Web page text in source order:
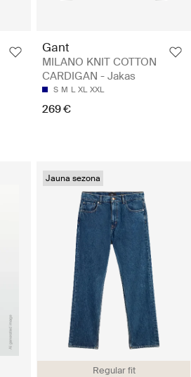
Gant
MILANO KNIT COTTON
CARDIGAN - Jakas
S M L XL XXL
269 €
Regular fit
Jauna sezona